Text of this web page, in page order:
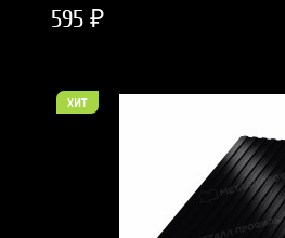
595 ₽
хит